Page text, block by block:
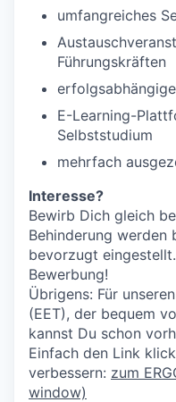
umfangreiches
Führungskräften
E-Learning-
Selbststudium
mehrfach
Interesse?
Bewirb Dich gleich
Behinderung werden
bevorzugt
Bewerbung!
Übrigens: Für
(EET), der bequem
kannst Du schon
Einfach den Link
verbessern: zum
window)